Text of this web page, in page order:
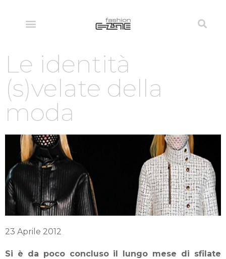
Le identità
(s)velate della
moda
23 Aprile 2012
Si è da poco concluso il lungo mese di sfilate